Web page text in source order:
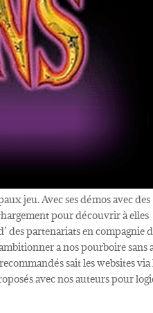
jeu. Avec ses démos avec des
pour découvrir à elles
des partenariats en compagnie
a nos pourboire sans
sait les websites via
avec nos auteurs pour